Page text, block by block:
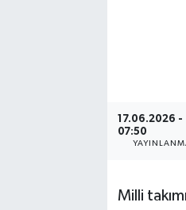
17.06.2026 -
07:50
Milli